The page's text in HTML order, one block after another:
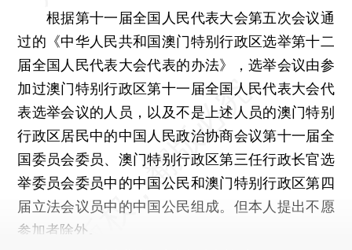
根据第十一届全国人民代表大会第五次会议通
过的《中华人民共和国澳门特别行政区选举第十二
届全国人民代表大会代表的办法》，选举会议由参
加过澳门特别行政区第十一届全国人民代表大会代
表选举会议的人员，以及不是上述人员的澳门特别
行政区居民中的中国人民政治协商会议第十一届全
国委员会委员、澳门特别行政区第三任行政长官选
举委员会委员中的中国公民和澳门特别行政区第四
届立法会议员中的中国公民组成。但本人提出不愿
参加者除外。